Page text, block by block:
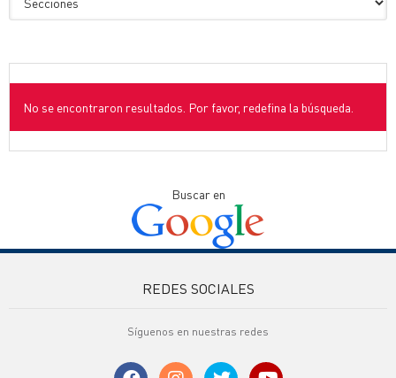
No se encontraron resultados. Por favor, redefina la búsqueda.
Buscar en
REDES SOCIALES
Síguenos en nuestras redes